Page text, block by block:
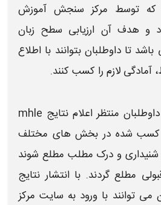
توسط مرکز سنجش آموزش
و هدف آن ارزیابی سطح زبان
تا داوطلبان بتوانند با اطلاع
آمادگی لازم را کسب کنند.
منتظراعلام نتایج mhle
کسب‌ شده در بخش‌ های مختلف
شنیداری و درک مطلب مطلع شوند
مطلع گردند. با انتشار نتایج
می‌ توانند با ورود به سایت مرکز